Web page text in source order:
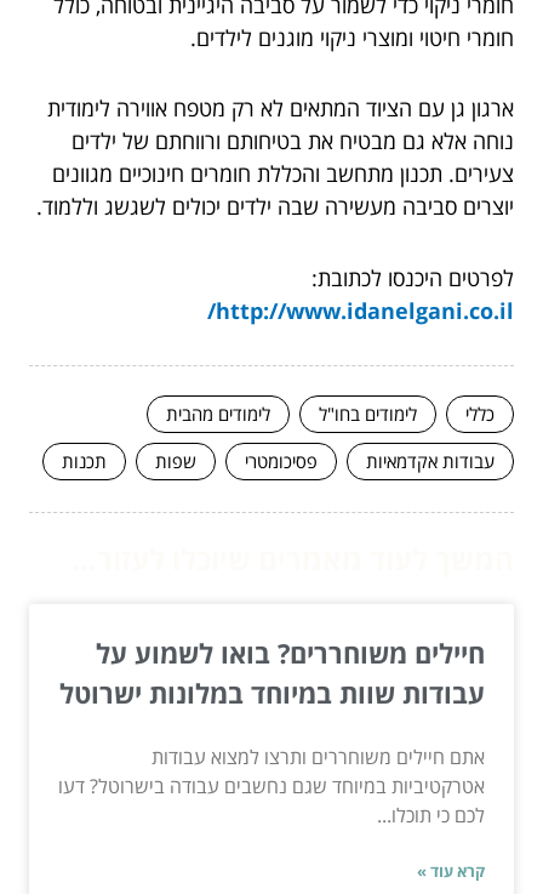
חומרי חיטוי ומוצרי ניקוי מוגנים לילדים.
ארגון גן עם הציוד המתאים לא רק מטפח אווירה לימודית
נוחה אלא גם מבטיח את בטיחותם ורווחתם של ילדים
צעירים. תכנון מתחשב והכללת חומרים חינוכיים מגוונים
יוצרים סביבה מעשירה שבה ילדים יכולים לשגשג וללמוד.
לפרטים היכנסו לכתובת:
http://www.idanelgani.co.il/
כללי לימודים בחו"ל
לימודים מהבית
עבודות אקדמאיות
פסיכומטרי שפות תכנות
חיילים משוחררים? בואו לשמוע על
עבודות שוות במיוחד במלונות ישרוטל
אתם חיילים משוחררים ותרצו למצוא עבודות
אטרקטיביות במיוחד שגם נחשבים עבודה בישרוטל? דעו
לכם כי תוכלו...
קרא עוד »